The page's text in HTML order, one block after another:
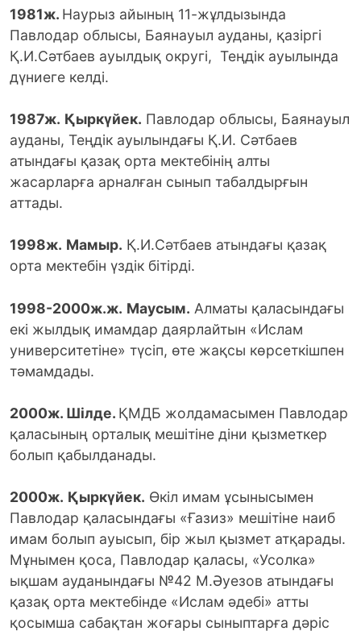
1981ж. Наурыз айының 11-жұлдызында
Павлодар облысы, Баянауыл ауданы, қазіргі
Қ.И.Сәтбаев ауылдық округі, Теңдік ауылында
дүниеге келді.
1987ж. Қыркүйек. Павлодар облысы, Баянауыл
ауданы, Теңдік ауылындағы Қ.И. Сәтбаев
атындағы қазақ орта мектебінің алты
жасарларға арналған сынып табалдырғын
аттады.
1998ж. Мамыр. Қ.И.Сәтбаев атындағы қазақ
орта мектебін үздік бітірді.
1998-2000ж.ж. Маусым. Алматы қаласындағы
екі жылдық имамдар даярлайтын «Ислам
университетіне» түсіп, өте жақсы көрсеткішпен
тәмамдады.
2000ж. Шілде. ҚМДБ жолдамасымен Павлодар
қаласының орталық мешітіне діни қызметкер
болып қабылданады.
2000ж. Қыркүйек. Өкіл имам ұсынысымен
Павлодар қаласындағы «Ғазиз» мешітіне наиб
имам болып ауысып, бір жыл қызмет атқарады.
Мұнымен қоса, Павлодар қаласы, «Усолка»
ықшам ауданындағы №42 М.Әуезов атындағы
қазақ орта мектебінде «Ислам әдебі» атты
қосымша сабақтан жоғары сыныптарға дәріс